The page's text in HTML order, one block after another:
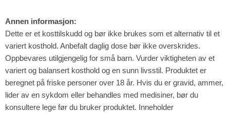
Annen informasjon:
Dette er et kosttilskudd og bør ikke brukes som et alternativ til et
variert kosthold. Anbefalt daglig dose bør ikke overskrides.
Oppbevares utilgjengelig for små barn. Vurder viktigheten av et
variert og balansert kosthold og en sunn livsstil. Produktet er
beregnet på friske personer over 18 år. Hvis du er gravid, ammer,
lider av en sykdom eller behandles med medisiner, bør du
konsultere lege før du bruker produktet. Inneholder